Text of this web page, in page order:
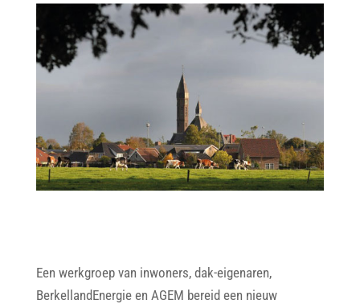
Een werkgroep van inwoners, dak-eigenaren,
BerkellandEnergie en AGEM bereid een nieuw